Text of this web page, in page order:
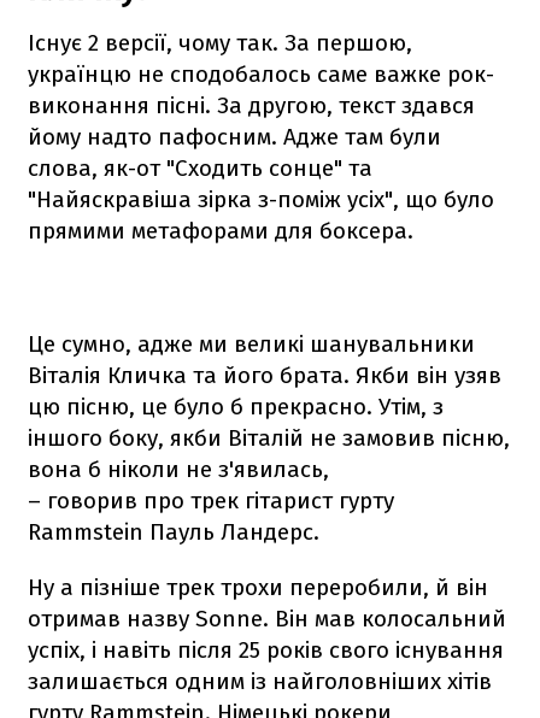
Існує 2 версії, чому так. За першою,
українцю не сподобалось саме важке рок-
виконання пісні. За другою, текст здався
йому надто пафосним. Адже там були
слова, як-от "Сходить сонце" та
"Найяскравіша зірка з-поміж усіх", що було
прямими метафорами для боксера.
Це сумно, адже ми великі шанувальники
Віталія Кличка та його брата. Якби він узяв
цю пісню, це було б прекрасно. Утім, з
іншого боку, якби Віталій не замовив пісню,
вона б ніколи не з'явилась,
– говорив про трек гітарист гурту
Rammstein Пауль Ландерс.
Ну а пізніше трек трохи переробили, й він
отримав назву Sonne. Він мав колосальний
успіх, і навіть після 25 років свого існування
залишається одним із найголовніших хітів
гурту Rammstein. Німецькі рокери